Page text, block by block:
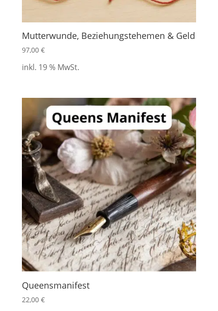
Mutterwunde, Beziehungstehemen & Geld
97,00 €
inkl. 19 % MwSt.
Queensmanifest
22,00 €